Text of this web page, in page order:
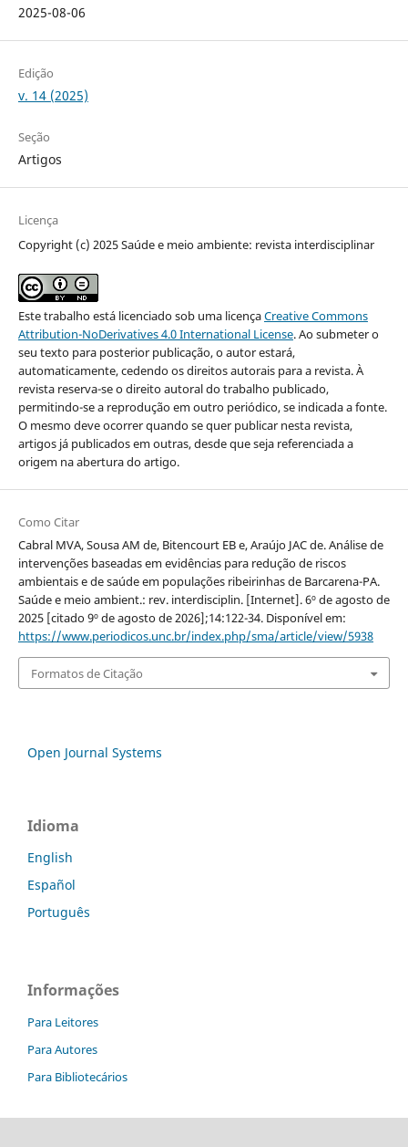
2025-08-06
Edição
v. 14 (2025)
Seção
Artigos
Licença
Copyright (c) 2025 Saúde e meio ambiente: revista interdisciplinar
Este trabalho está licenciado sob uma licençaCreative Commons
Attribution-NoDerivatives 4.0 International License. Ao submeter o
seu texto para posterior publicação, o autor estará,
automaticamente, cedendo os direitos autorais para a revista. À
revista reserva-se o direito autoral do trabalho publicado,
permitindo-se a reprodução em outro periódico, se indicada a fonte.
O mesmo deve ocorrer quando se quer publicar nesta revista,
artigos já publicados em outras, desde que seja referenciada a
origem na abertura do artigo.
Como Citar
Cabral MVA, Sousa AM de, Bitencourt EB e, Araújo JAC de. Análise de
intervenções baseadas em evidências para redução de riscos
ambientais e de saúde em populações ribeirinhas de Barcarena-PA.
Saúde e meio ambient.: rev. interdisciplin. [Internet]. 6º de agosto de
2025 [citado 9º de agosto de 2026];14:122-34. Disponível em:
https://www.periodicos.unc.br/index.php/sma/article/view/5938
Formatos de Citação
Open Journal Systems
Idioma
English
Español
Português
Informações
Para Leitores
Para Autores
Para Bibliotecários